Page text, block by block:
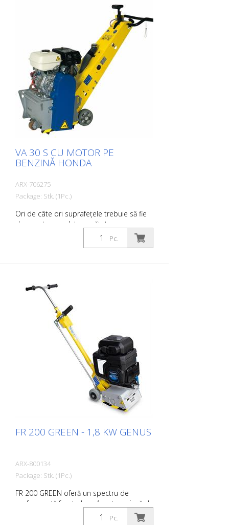
mici și medii, în interior și în exterior.
Tamburul poate fi echipat cu diferite
tipuri de lamele. Tamburul poate fi
schimbat în aproximativ 2 minute. Acest
lucru face ca FR 200 să fie mașina ideală
pentru aplicații rapide și variate. Este
disponibil ca mașină pe benzină sau
electrică. Freza laterală nu trebuie să fie
acționată împreună cu tamburul principal
(se aplică numai la motorul de 1,5 kW).
Foarte bine dovedită ca freză de
demarcare pentru companiile de
marcare. Lățimea de lucru: 200 mm
VA 30 S CU MOTOR PE
BENZINĂ HONDA
ARX-706275
Package: Stk. (1Pc.)
Ori de câte ori suprafețele trebuie să fie
degroșate, canelate, curățate sau
decopertate, VA 30 S este utilajul potrivit.
Dispozitivul de reglare continuă a
confortul ridicat de operare permit o
muncă plăcută și eficientă. Acestea fac din
VA 30 S un utilaj de pregătire a
suprafețelor pentru cele mai dificile
aplicații. Există seturi de lame potrivite
pentru fiecare aplicație. Greutate: aprox.
140 - 180 kg (300 - 400 lbs) Funcționare:
Benzină Honda Putere: 6,0 kW Lățimea de
lucru: 300 mm (12'') Distanța până la
perete: 90 mm (3,5'') Dimensiuni: 1.355 x
555 x 1.090 mm (53 x 22 x 43'') Accesorii
standard: 8 lamele laterale sau la alegere
Pc.
FR 200 GREEN - 1,8 KW GENUS
ARX-800134
Package: Stk. (1Pc.)
FR 200 GREEN oferă un spectru de
performanță foarte larg. Acesta variază de
la activități simple de curățare până la
Pc.